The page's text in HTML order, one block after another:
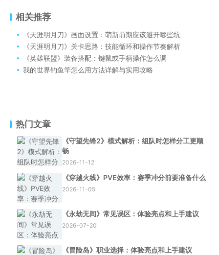
相关推荐
《天涯明月刀》画面设置：萌新前期应该避开哪些坑
《天涯明月刀》关卡思路：技能循环和操作节奏解析
《英雄联盟》装备搭配：键鼠或手柄操作怎么调
我的世界钓鱼竿怎么用方法详解与实用攻略
热门文章
《守望先锋2》模式解析：组队时怎样分工更顺
畅
2026-11-12
《穿越火线》PVE效率：赛季冲分前要准备什么
2026-11-05
《永劫无间》常见误区：体验亮点和上手建议
2026-07-20
《冒险岛》职业选择：体验亮点和上手建议